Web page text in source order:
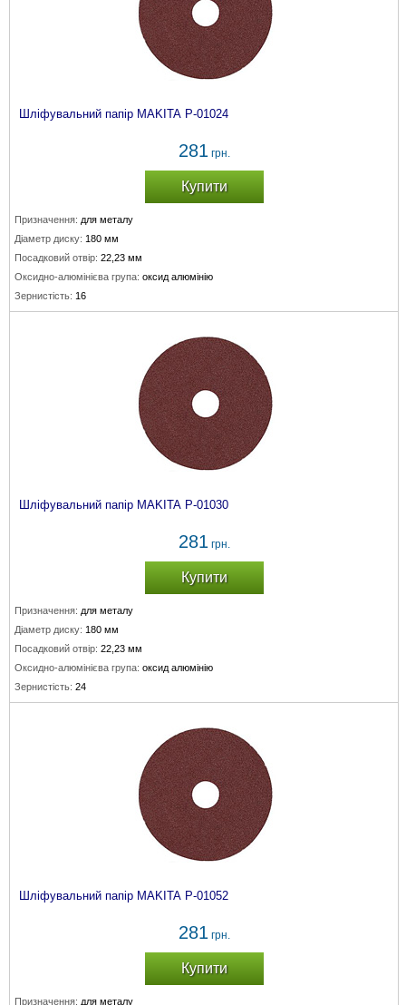
Шліфувальний папір MAKITA P-01024
281грн.
Купити
Призначення: для металу
Діаметр диску: 180 мм
Посадковий отвір: 22,23 мм
Оксидно-алюмінієва група: оксид алюмінію
Зернистість: 16
Шліфувальний папір MAKITA P-01030
281грн.
Купити
Призначення: для металу
Діаметр диску: 180 мм
Посадковий отвір: 22,23 мм
Оксидно-алюмінієва група: оксид алюмінію
Зернистість: 24
Шліфувальний папір MAKITA P-01052
281грн.
Купити
Призначення: для металу